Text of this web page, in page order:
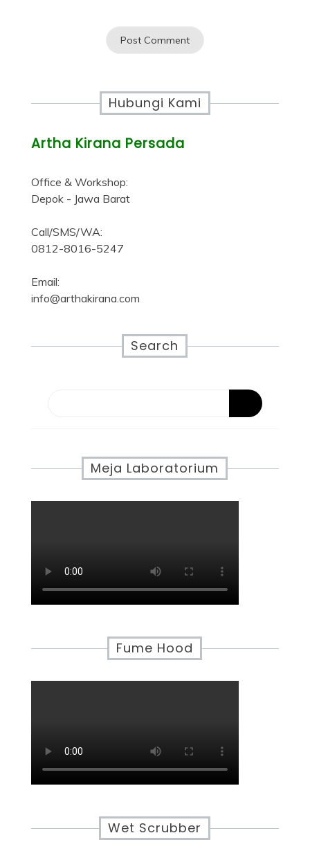
Hubungi Kami
Artha Kirana Persada
Office & Workshop:
Depok - Jawa Barat
Call/SMS/WA:
0812-8016-5247
Email:
info@arthakirana.com
Search
Meja Laboratorium
Fume Hood
Wet Scrubber